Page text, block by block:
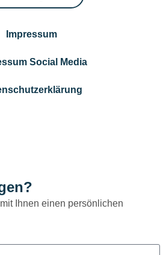
Impressum
Social Media
Ihnen einen persönlichen